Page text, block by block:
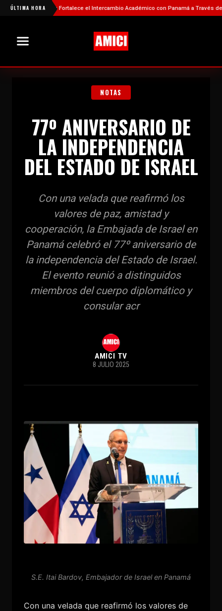
ÚLTIMA HORA
China Fortalece el Intercambio Académico con Panamá a Través de
NOTAS
77º ANIVERSARIO DE
LA INDEPENDENCIA
DEL ESTADO DE ISRAEL
Con una velada que reafirmó los
valores de paz, amistad y
cooperación, la Embajada de Israel en
Panamá celebró el 77º aniversario de
la independencia del Estado de Israel.
El evento reunió a distinguidos
miembros del cuerpo diplomático y
consular acr
AMICI TV
8 JULIO 2025
S.E. Itai Bardov, Embajador de Israel en Panamá
Con una velada que reafirmó los valores de